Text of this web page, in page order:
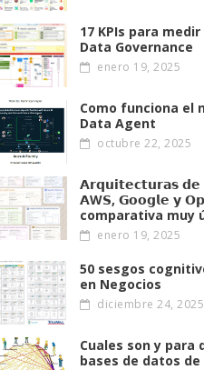
17 KPIs para
Data Governance
enero 19, 2025
Como funciona el
Data Agent
octubre 22, 2025
𝗔𝗿𝗾𝘂𝗶𝘁𝗲𝗰𝘁𝘂𝗿𝗮𝘀
𝗔W𝗦, 𝗚𝗼𝗼𝗴𝗹𝗲 𝘆
comparativa muy
enero 19, 2025
50 sesgos
en Negocios
diciembre 24, 2025
Cuales son y para
bases de datos de